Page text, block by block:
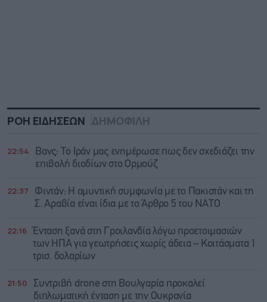
ΡΟΗ ΕΙΔΗΣΕΩΝ ΔΗΜΟΦΙΛΗ
22:54
Βανς: Το Ιράν μας ενημέρωσε πως δεν σχεδιάζει την
επιβολή διοδίων στο Ορμούζ
22:37
Φιντάν: Η αμυντική συμφωνία με το Πακιστάν και τη
Σ. Αραβία είναι ίδια με τo Άρθρο 5 του ΝΑΤΟ
22:16
Ένταση ξανά στη Γροιλανδία λόγω προετοιμασιών
των ΗΠΑ για γεωτρήσεις χωρίς άδεια – Κοιτάσματα 1
τρισ. δολαρίων
21:50
Συντριβή drone στη Βουλγαρία προκαλεί
διπλωματική ένταση με την Ουκρανία